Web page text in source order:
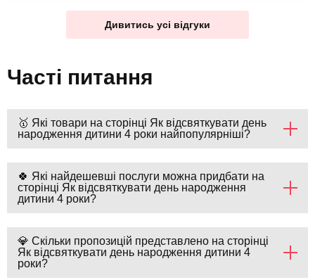
Дивитись усі відгуки
Часті питання
🥇 Які товари на сторінці Як відсвяткувати день
народження дитини 4 роки найпопулярніші?
🍀 Які найдешевші послуги можна придбати на
сторінці Як відсвяткувати день народження
дитини 4 роки?
💎 Скільки пропозицій представлено на сторінці
Як відсвяткувати день народження дитини 4
роки?